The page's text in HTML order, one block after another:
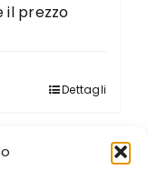
il prezzo
Dettagli